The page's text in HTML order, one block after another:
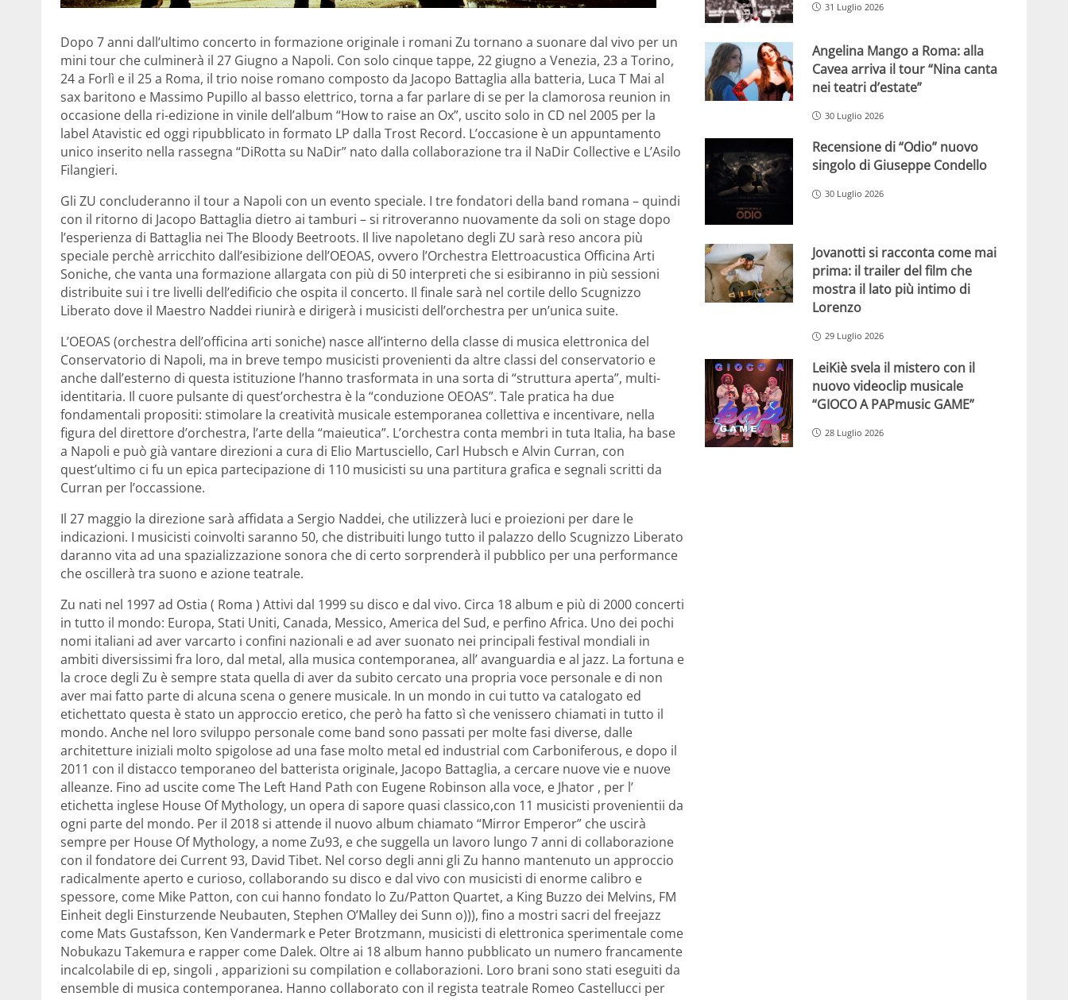
Dopo 7 anni dall’ultimo concerto in formazione originale i romani Zu tornano a suonare dal vivo per un
mini tour che culminerà il 27 Giugno a Napoli. Con solo cinque tappe, 22 giugno a Venezia, 23 a Torino,
24 a Forlì e il 25 a Roma, il trio noise romano composto da Jacopo Battaglia alla batteria, Luca T Mai al
sax baritono e Massimo Pupillo al basso elettrico, torna a far parlare di se per la clamorosa reunion in
occasione della ri-edizione in vinile dell’album “How to raise an Ox”, uscito solo in CD nel 2005 per la
label Atavistic ed oggi ripubblicato in formato LP dalla Trost Record. L’occasione è un appuntamento
unico inserito nella rassegna “DiRotta su NaDir” nato dalla collaborazione tra il NaDir Collective e L’Asilo
Filangieri.
Gli ZU concluderanno il tour a Napoli con un evento speciale. I tre fondatori della band romana – quindi
con il ritorno di Jacopo Battaglia dietro ai tamburi – si ritroveranno nuovamente da soli on stage dopo
l’esperienza di Battaglia nei The Bloody Beetroots. Il live napoletano degli ZU sarà reso ancora più
speciale perchè arricchito dall’esibizione dell’OEOAS, ovvero l’Orchestra Elettroacustica Officina Arti
Soniche, che vanta una formazione allargata con più di 50 interpreti che si esibiranno in più sessioni
distribuite sui i tre livelli dell’edificio che ospita il concerto. Il finale sarà nel cortile dello Scugnizzo
Liberato dove il Maestro Naddei riunirà e dirigerà i musicisti dell’orchestra per un’unica suite.
L’OEOAS (orchestra dell’officina arti soniche) nasce all’interno della classe di musica elettronica del
Conservatorio di Napoli, ma in breve tempo musicisti provenienti da altre classi del conservatorio e
anche dall’esterno di questa istituzione l’hanno trasformata in una sorta di “struttura aperta”, multi-
identitaria. Il cuore pulsante di quest’orchestra è la “conduzione OEOAS”. Tale pratica ha due
fondamentali propositi: stimolare la creatività musicale estemporanea collettiva e incentivare, nella
figura del direttore d’orchestra, l’arte della “maieutica”. L’orchestra conta membri in tuta Italia, ha base
a Napoli e può già vantare direzioni a cura di Elio Martusciello, Carl Hubsch e Alvin Curran, con
quest’ultimo ci fu un epica partecipazione di 110 musicisti su una partitura grafica e segnali scritti da
Curran per l’occassione.
Il 27 maggio la direzione sarà affidata a Sergio Naddei, che utilizzerà luci e proiezioni per dare le
indicazioni. I musicisti coinvolti saranno 50, che distribuiti lungo tutto il palazzo dello Scugnizzo Liberato
daranno vita ad una spazializzazione sonora che di certo sorprenderà il pubblico per una performance
che oscillerà tra suono e azione teatrale.
Zu nati nel 1997 ad Ostia ( Roma ) Attivi dal 1999 su disco e dal vivo. Circa 18 album e più di 2000 concerti
in tutto il mondo: Europa, Stati Uniti, Canada, Messico, America del Sud, e perfino Africa. Uno dei pochi
nomi italiani ad aver varcarto i confini nazionali e ad aver suonato nei principali festival mondiali in
ambiti diversissimi fra loro, dal metal, alla musica contemporanea, all’ avanguardia e al jazz. La fortuna e
la croce degli Zu è sempre stata quella di aver da subito cercato una propria voce personale e di non
aver mai fatto parte di alcuna scena o genere musicale. In un mondo in cui tutto va catalogato ed
etichettato questa è stato un approccio eretico, che però ha fatto sì che venissero chiamati in tutto il
mondo. Anche nel loro sviluppo personale come band sono passati per molte fasi diverse, dalle
architetture iniziali molto spigolose ad una fase molto metal ed industrial com Carboniferous, e dopo il
2011 con il distacco temporaneo del batterista originale, Jacopo Battaglia, a cercare nuove vie e nuove
alleanze. Fino ad uscite come The Left Hand Path con Eugene Robinson alla voce, e Jhator , per l’
etichetta inglese House Of Mythology, un opera di sapore quasi classico,con 11 musicisti provenientii da
ogni parte del mondo. Per il 2018 si attende il nuovo album chiamato “Mirror Emperor” che uscirà
sempre per House Of Mythology, a nome Zu93, e che suggella un lavoro lungo 7 anni di collaborazione
con il fondatore dei Current 93, David Tibet. Nel corso degli anni gli Zu hanno mantenuto un approccio
radicalmente aperto e curioso, collaborando su disco e dal vivo con musicisti di enorme calibro e
spessore, come Mike Patton, con cui hanno fondato lo Zu/Patton Quartet, a King Buzzo dei Melvins, FM
Einheit degli Einsturzende Neubauten, Stephen O’Malley dei Sunn o))), fino a mostri sacri del freejazz
come Mats Gustafsson, Ken Vandermark e Peter Brotzmann, musicisti di elettronica sperimentale come
Nobukazu Takemura e rapper come Dalek. Oltre ai 18 album hanno pubblicato un numero francamente
incalcolabile di ep, singoli , apparizioni su compilation e collaborazioni. Loro brani sono stati eseguiti da
ensemble di musica contemporanea. Hanno collaborato con il regista teatrale Romeo Castellucci per
31 Luglio 2026
Angelina Mango a Roma: alla
Cavea arriva il tour “Nina canta
nei teatri d’estate”
30 Luglio 2026
Recensione di “Odio” nuovo
singolo di Giuseppe Condello
30 Luglio 2026
Jovanotti si racconta come mai
prima: il trailer del film che
mostra il lato più intimo di
Lorenzo
29 Luglio 2026
LeiKiè svela il mistero con il
nuovo videoclip musicale
“GIOCO A PAPmusic GAME”
28 Luglio 2026